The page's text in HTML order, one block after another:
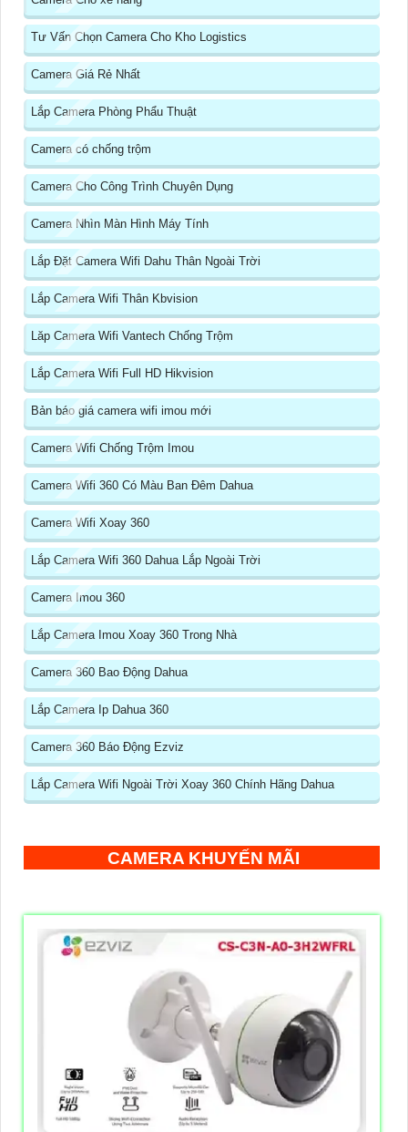
Tư Vấn Chọn Camera Cho Kho Logistics
Camera Giá Rẻ Nhất
Lắp Camera Phòng Phẩu Thuật
Camera có chống trộm
Camera Cho Công Trình Chuyên Dụng
Camera Nhìn Màn Hình Máy Tính
Lắp Đặt Camera Wifi Dahu Thân Ngoài Trời
Lắp Camera Wifi Thân Kbvision
Lăp Camera Wifi Vantech Chống Trộm
Lắp Camera Wifi Full HD Hikvision
Bản báo giá camera wifi imou mới
Camera Wifi Chống Trộm Imou
Camera Wifi 360 Có Màu Ban Đêm Dahua
Camera Wifi Xoay 360
Lắp Camera Wifi 360 Dahua Lắp Ngoài Trời
Camera Imou 360
Lắp Camera Imou Xoay 360 Trong Nhà
Camera 360 Bao Động Dahua
Lắp Camera Ip Dahua 360
Camera 360 Báo Động Ezviz
Lắp Camera Wifi Ngoài Trời Xoay 360 Chính Hãng Dahua
CAMERA KHUYẾN MÃI